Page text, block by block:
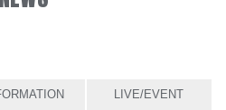
LIVE/EVENT